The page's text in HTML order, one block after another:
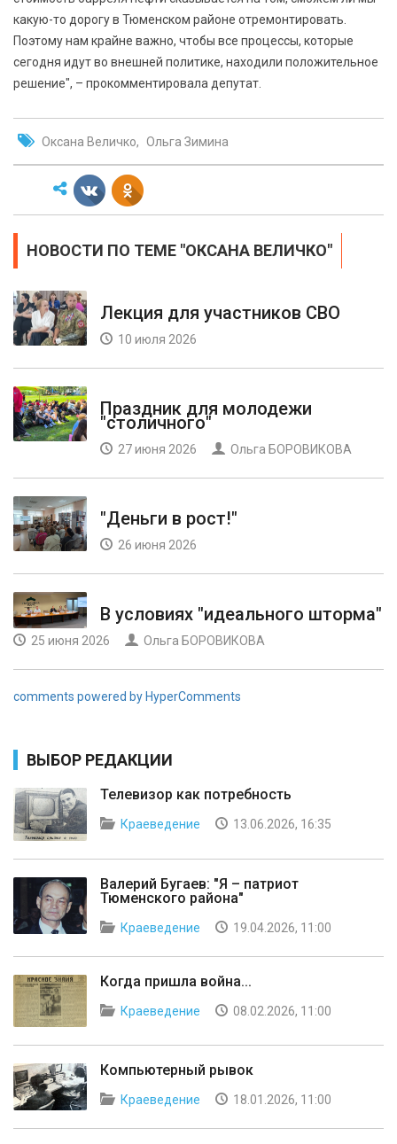
какую-то дорогу в Тюменском районе отремонтировать.
Поэтому нам крайне важно, чтобы все процессы, которые
сегодня идут во внешней политике, находили положительное
решение", – прокомментировала депутат.
Оксана Величко Ольга Зимина
НОВОСТИ ПО ТЕМЕ "ОКСАНА ВЕЛИЧКО"
Лекция для участников СВО
10 июля 2026
Праздник для молодежи
"столичного"
27 июня 2026 Ольга БОРОВИКОВА
"Деньги в рост!"
26 июня 2026
В условиях "идеального шторма"
25 июня 2026 Ольга БОРОВИКОВА
comments powered by HyperComments
ВЫБОР РЕДАКЦИИ
Телевизор как потребность
Краеведение 13.06.2026, 16:35
Валерий Бугаев: "Я – патриот
Тюменского района"
Краеведение 19.04.2026, 11:00
Когда пришла война...
Краеведение 08.02.2026, 11:00
Компьютерный рывок
Краеведение 18.01.2026, 11:00